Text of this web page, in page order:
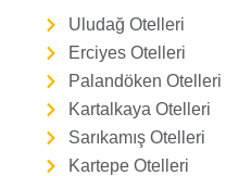
Uludağ Otelleri
Erciyes Otelleri
Palandöken Otelleri
Kartalkaya Otelleri
Sarıkamış Otelleri
Kartepe Otelleri